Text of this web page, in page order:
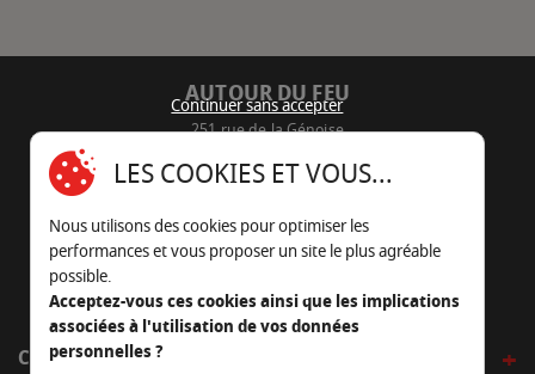
AUTOUR DU FEU
251 rue de la Génoise
05 45 22 98 09
Nous envoyer un e-mail
CÔTÉ OUTDOOR
Continuer sans accepter
LES COOKIES ET VOUS...
Nous utilisons des cookies pour optimiser les
performances et vous proposer un site le plus agréable
possible.
Acceptez-vous ces cookies ainsi que les implications
associées à l'utilisation de vos données
personnelles ?